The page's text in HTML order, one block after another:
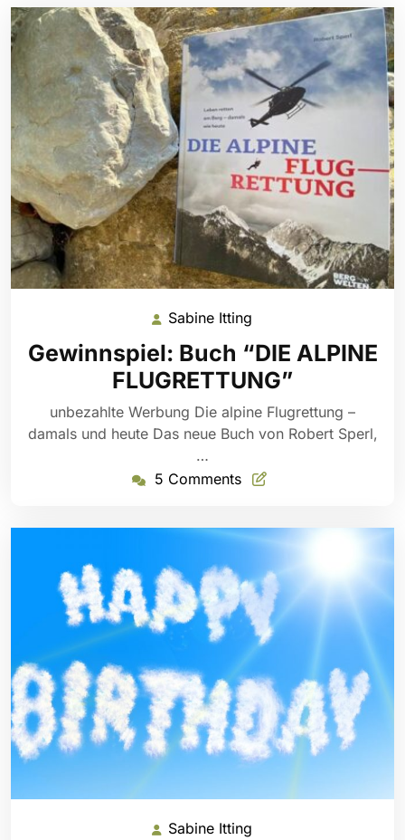
Sabine Itting
Itting
Gewinnspiel: Buch “DIE ALPINE
FLUGRETTUNG”
unbezahlte Werbung Die alpine Flugrettung –
damals und heute Das neue Buch von Robert Sperl,
…
5 Comments
Sabine Itting